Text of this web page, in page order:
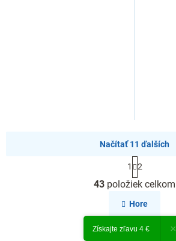
O
v
l
á
d
a
Načítať 11 ďalších
S
t
r
á
n
v
1 2
43 položiek celkom
Hore
Získajte zľavu 4 € ×